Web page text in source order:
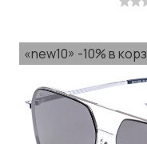
«new10» -10% в